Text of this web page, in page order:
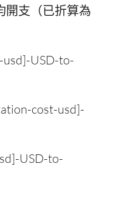
開支（已折算為
USD-to-
cost-usd]-
USD-to-